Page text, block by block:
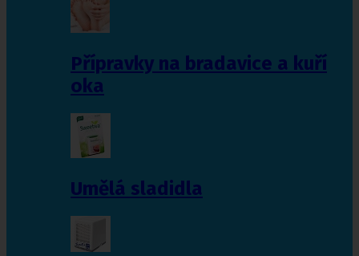
Přípravky na bradavice a kuří
oka
Umělá sladidla